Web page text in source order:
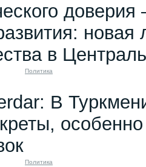
новая
в
Политика
В
Политика